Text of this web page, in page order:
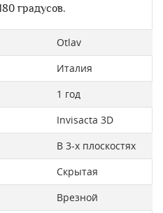
градусов.
Otlav
Италия
1 год
Invisacta 3D
В 3-х плоскостях
Скрытая
Врезной